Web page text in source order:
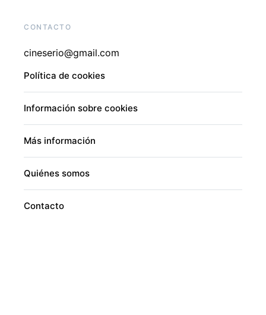
CONTACTO
cineserio@gmail.com
Política de cookies
Información sobre cookies
Más información
Quiénes somos
Contacto